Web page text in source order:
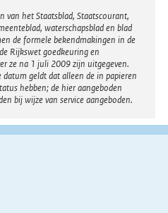
e
l
i
n
k
:
van het Staatsblad, Staatscourant,
waterschapsblad en blad
de formele bekendmakingen in de
Rijkswet goedkeuring en
ze na 1 juli 2009 zijn uitgegeven.
geldt dat alleen de in papieren
hebben; de hier aangeboden
bij wijze van service aangeboden.